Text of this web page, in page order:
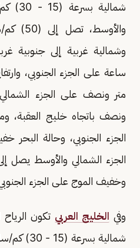
ساعة على الجزء الجنوبي،
متر ونصف على الجزء
ونصف باتجاه خليج العقبة،
الجزء الجنوبي، وحالة
الجزء الشمالي والأوسط يصل
وخفيف الموج على الجزء
وفي الخليج العربي تكون